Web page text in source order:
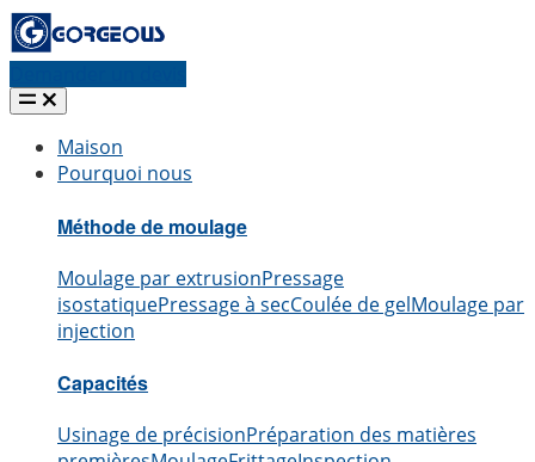
Maison
Pourquoi nous
Méthode de moulage
Moulage par extrusionPressage
isostatiquePressage à secCoulée de gelMoulage par
injection
Capacités
Usinage de précisionPréparation des matières